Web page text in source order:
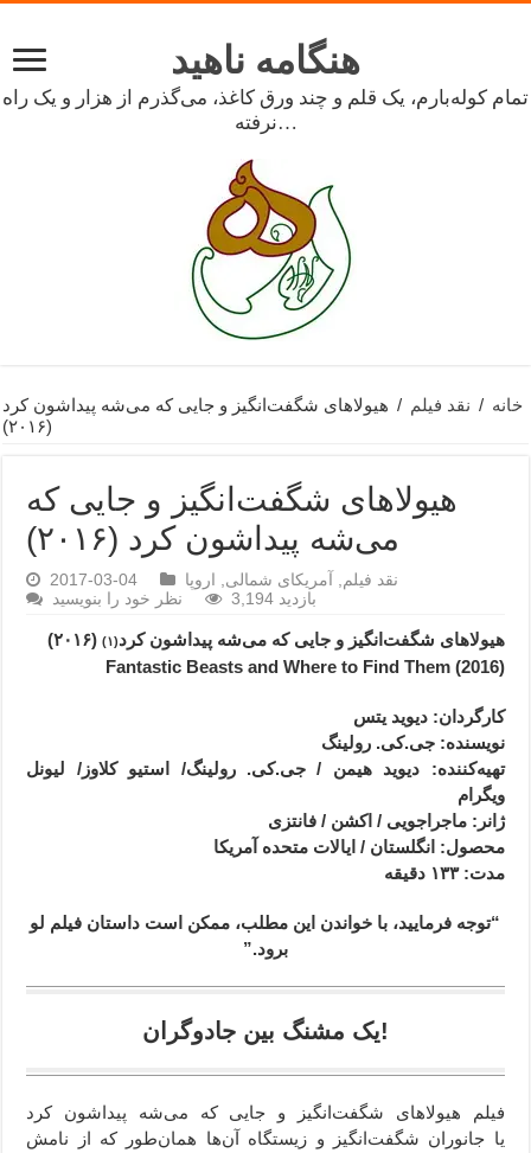
هنگامه ناهید
تمام کوله‌بارم، یک قلم و چند ورق کاغذ، می‌گذرم از هزار و یک راه
نرفته…
خانه / نقد فیلم / هیولاهای شگفت‌انگیز و جایی که می‌شه پیداشون کرد
(۲۰۱۶)
هیولاهای شگفت‌انگیز و جایی که
می‌شه پیداشون کرد (۲۰۱۶)
2017-03-04 نقد فیلم آمریکای شمالی
اروپا
نظر خود را بنویسید
3,194 بازدید
هیولاهای شگفت‌انگیز و جایی که می‌شه پیداشون کرد(۱)
(۲۰۱۶)
(2016) Fantastic Beasts and Where to Find Them
کارگردان: دیوید یتس
نویسنده: جی.کی. رولینگ
تهیه‌کننده: دیوید هیمن / جی.کی. رولینگ/ استیو کلاوز/ لیونل
ویگرام
ژانر : ماجراجویی / اکشن / فانتزی
محصول: انگلستان / ایالات متحده آمریکا
مدت: ۱۳۳ دقیقه
“توجه فرمایید،‌ با خواندن این مطلب، ممکن است داستان فیلم لو
برود.”
یک مشنگ بین جادوگران!
فیلم هیولاهای شگفت‌انگیز و جایی که می‌شه پیداشون کرد
یا جانوران شگفت‌انگیز و زیستگاه آن‌ها همان‌طور که از نامش